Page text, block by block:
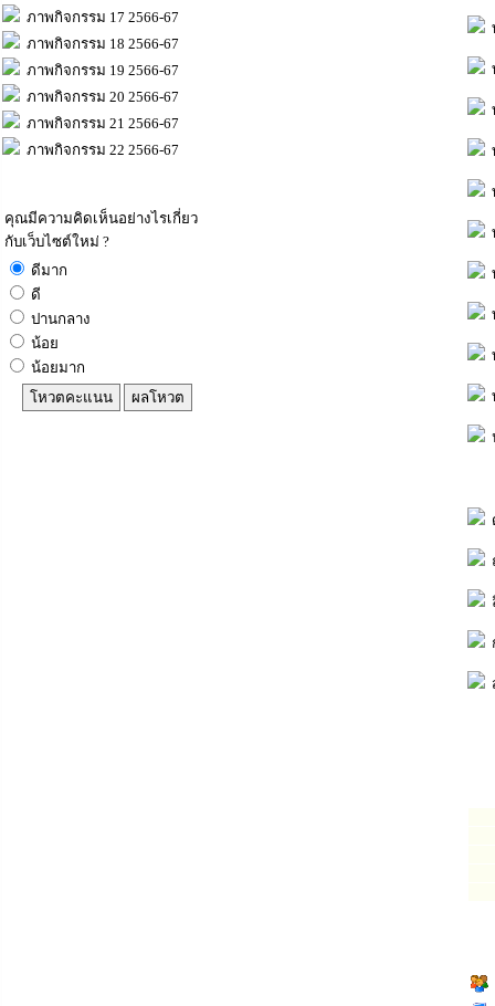
ภาพกิจกรรม 17 2566-67
ภาพกิจกรรม 18 2566-67
ภาพกิจกรรม 19 2566-67
ภาพกิจกรรม 20 2566-67
ภาพกิจกรรม 21 2566-67
ภาพกิจกรรม 22 2566-67
คุณมีความคิดเห็นอย่างไรเกี่ยว
กับเว็บไซต์ใหม่ ?
ดีมาก
ดี
ปานกลาง
น้อย
น้อยมาก